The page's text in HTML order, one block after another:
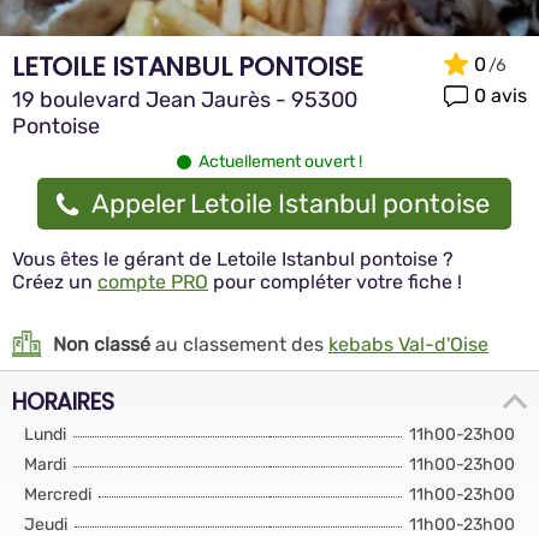
LETOILE ISTANBUL PONTOISE
19 boulevard Jean Jaurès - 95300
Pontoise
0
0 avis
Actuellement ouvert !
Appeler Letoile Istanbul pontoise
Vous êtes le gérant de Letoile Istanbul pontoise ?
Créez un compte PRO pour compléter votre fiche !
Non classé au classement des kebabs Val-d'Oise
HORAIRES
Lundi
11h00-23h00
Mardi
11h00-23h00
Mercredi
11h00-23h00
Jeudi
11h00-23h00